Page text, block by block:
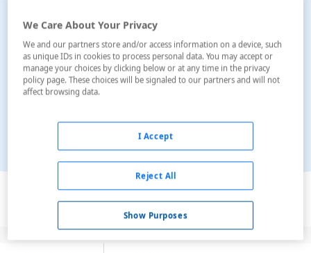
Ver en el mapa
We Care About Your Privacy
We and our partners store and/or access information on a device, such
as unique IDs in cookies to process personal data. You may accept or
manage your choices by clicking below or at any time in the privacy
policy page. These choices will be signaled to our partners and will not
affect browsing data.
Show Purposes
Reject All
I Accept